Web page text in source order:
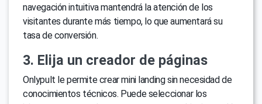
navegación intuitiva mantendrá la atención de los
visitantes durante más tiempo, lo que aumentará su
tasa de conversión.
3. Elija un creador de páginas
Onlypult le permite crear mini landing sin necesidad de
conocimientos técnicos. Puede seleccionar los